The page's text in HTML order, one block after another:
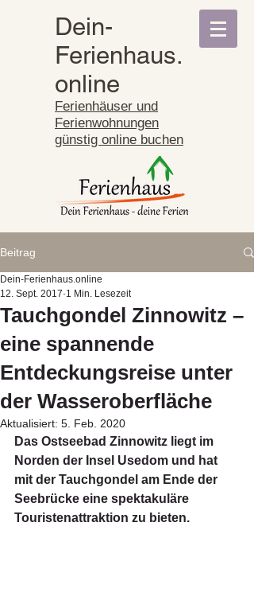
Dein-
Ferienhaus.
online
Ferienhäuser und
Ferienwohnungen
günstig online buchen
Beitrag
Tauchgondel Zinnowitz –
eine spannende
Entdeckungsreise unter
der Wasseroberfläche
Dein-Ferienhaus.online
12. Sept. 2017 1 Min. Lesezeit
Aktualisiert: 5. Feb. 2020
Das Ostseebad Zinnowitz liegt im
Norden der Insel Usedom und hat
mit der Tauchgondel am Ende der
Seebrücke eine spektakuläre
Touristenattraktion zu bieten.